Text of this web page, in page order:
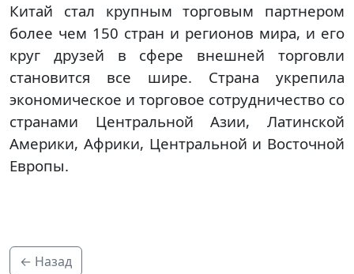
Китай стал крупным торговым партнером
более чем 150 стран и регионов мира, и его
круг друзей в сфере внешней торговли
становится все шире. Страна укрепила
экономическое и торговое сотрудничество со
странами Центральной Азии, Латинской
Америки, Африки, Центральной и Восточной
Европы.
← Назад